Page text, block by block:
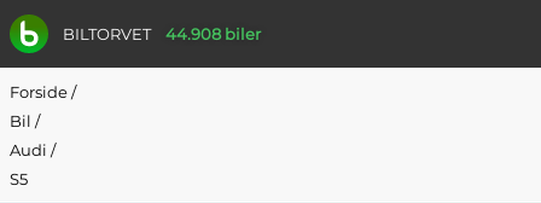
BILTORVET 44.908 biler
Forside/
Bil /
Audi /
S5